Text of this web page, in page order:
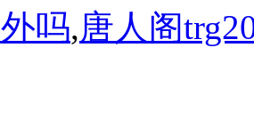
吗,唐人阁